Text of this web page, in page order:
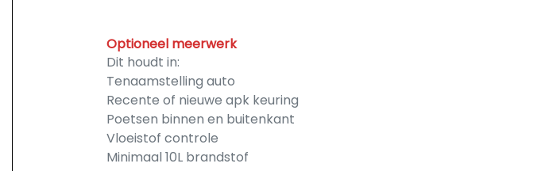
Optioneel meerwerk
Dit houdt in:
Tenaamstelling auto
Recente of nieuwe apk keuring
Poetsen binnen en buitenkant
Vloeistof controle
Minimaal 10L brandstof